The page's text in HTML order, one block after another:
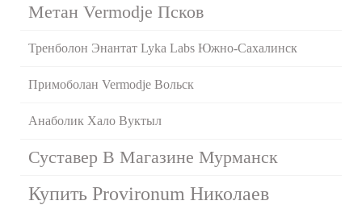
Метан Vermodje Псков
Тренболон Энантат Lyka Labs Южно-Сахалинск
Примоболан Vermodje Вольск
Анаболик Хало Вуктыл
Суставер В Магазине Мурманск
Купить Provironum Николаев